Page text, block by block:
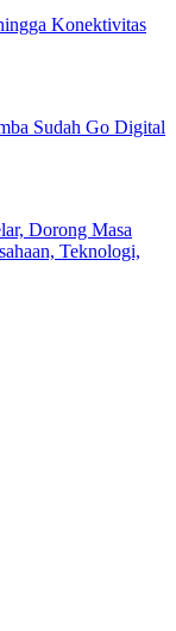
Konektivitas
Sudah Go Digital
Dorong Masa
Teknologi,